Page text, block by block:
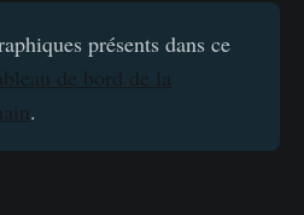
présents dans ce
de bord de la
.